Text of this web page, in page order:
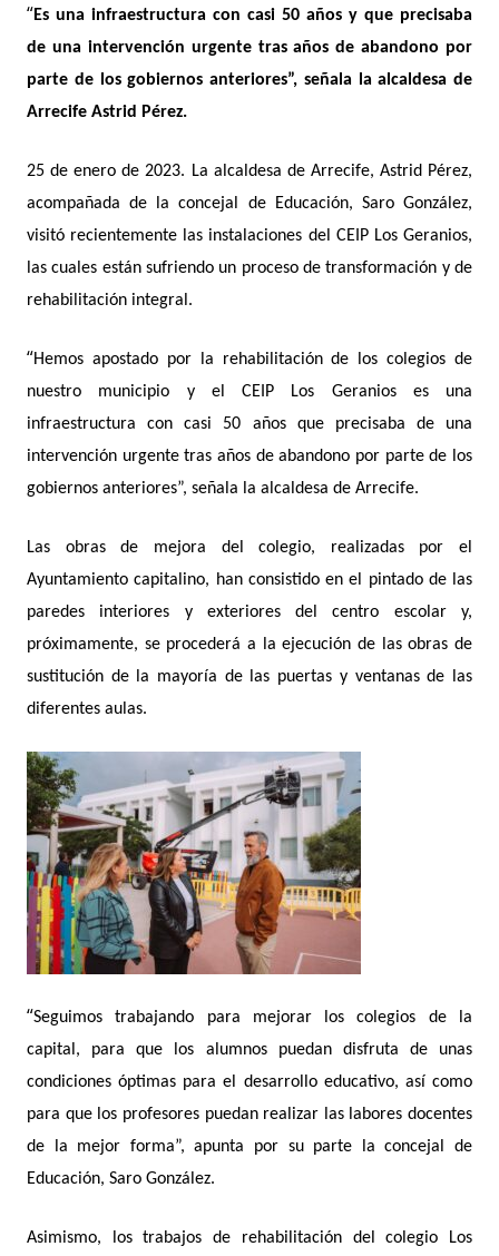
“Es una infraestructura con casi 50 años y que precisaba
de una intervención urgentetras años de abandono por
parte de los gobiernos anteriores”, señala la alcaldesa de
Arrecife Astrid Pérez.
25 de enero de 2023. La alcaldesa de Arrecife, Astrid Pérez,
acompañada de la concejal de Educación, Saro González,
visitó recientemente las instalaciones del CEIP Los Geranios,
las cuales están sufriendo un proceso de transformación y de
rehabilitación integral.
“Hemos apostado por la rehabilitación de los colegios de
nuestro municipio y el CEIP Los Geranios es una
infraestructura con casi 50 años que precisaba de una
intervención urgentetras años de abandono por parte de los
gobiernos anteriores”, señala la alcaldesa de Arrecife.
Las obras de mejora del colegio, realizadas por el
Ayuntamiento capitalino, han consistido en el pintado de las
paredes interiores y exteriores del centro escolar y,
próximamente, se procederá a la ejecución de las obras de
sustitución de la mayoría de las puertas y ventanas de las
diferentes aulas.
“Seguimos trabajando para mejorar los colegios de la
capital, para que los alumnos puedan disfruta de unas
condiciones óptimas para el desarrollo educativo, así como
para que los profesores puedan realizar las labores docentes
de la mejor forma”, apunta por su parte la concejal de
Educación, Saro González.
Asimismo, los trabajos de rehabilitación del colegio Los